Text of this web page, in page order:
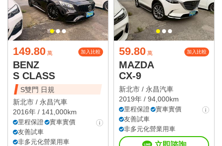
149.80 萬 加入比較
BENZ
S CLASS
S雙門 日規
新北市 / 永昌汽車
2016年 / 141,000km
里程保證
實車實價
友善試車
非多元化營業用車
59.80 萬 加入比較
MAZDA
CX-9
新北市 / 永昌汽車
2019年 / 94,000km
里程保證
實車實價
友善試車
非多元化營業用車